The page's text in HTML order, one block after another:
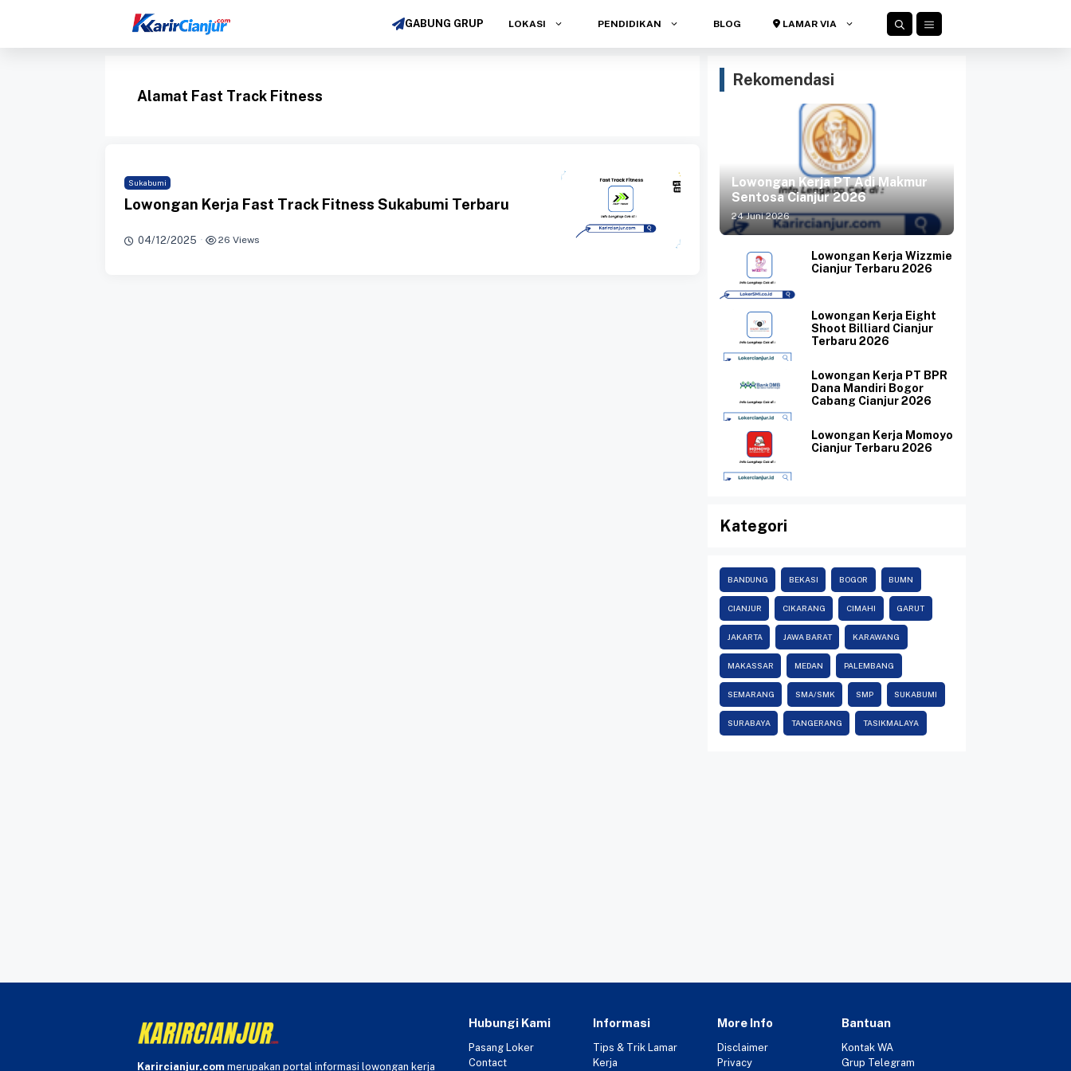
isi
GABUNG GRUP LOKASI PENDIDIKAN BLOG LAMAR VIA
Alamat Fast Track Fitness
Sukabumi
Lowongan Kerja Fast Track Fitness Sukabumi Terbaru
04/12/2025 · 26 Views
Rekomendasi
Lowongan Kerja PT Adi Makmur
Sentosa Cianjur 2026
24 Juni 2026
Lowongan Kerja Wizzmie
Cianjur Terbaru 2026
Lowongan Kerja Eight
Shoot Billiard Cianjur
Terbaru 2026
Lowongan Kerja PT BPR
Dana Mandiri Bogor
Cabang Cianjur 2026
Lowongan Kerja Momoyo
Cianjur Terbaru 2026
Kategori
BANDUNG BEKASI BOGOR BUMN
CIANJUR CIKARANG CIMAHI GARUT
JAKARTA JAWA BARAT KARAWANG
MAKASSAR MEDAN PALEMBANG
SEMARANG SMA/SMK SMP SUKABUMI
SURABAYA TANGERANG TASIKMALAYA
Karircianjur.com merupakan portal informasi lowongan kerja
Hubungi Kami
Pasang Loker
Contact
Informasi
Tips & Trik Lamar
Kerja
More Info
Disclaimer
Privacy
Bantuan
Kontak WA
Grup Telegram